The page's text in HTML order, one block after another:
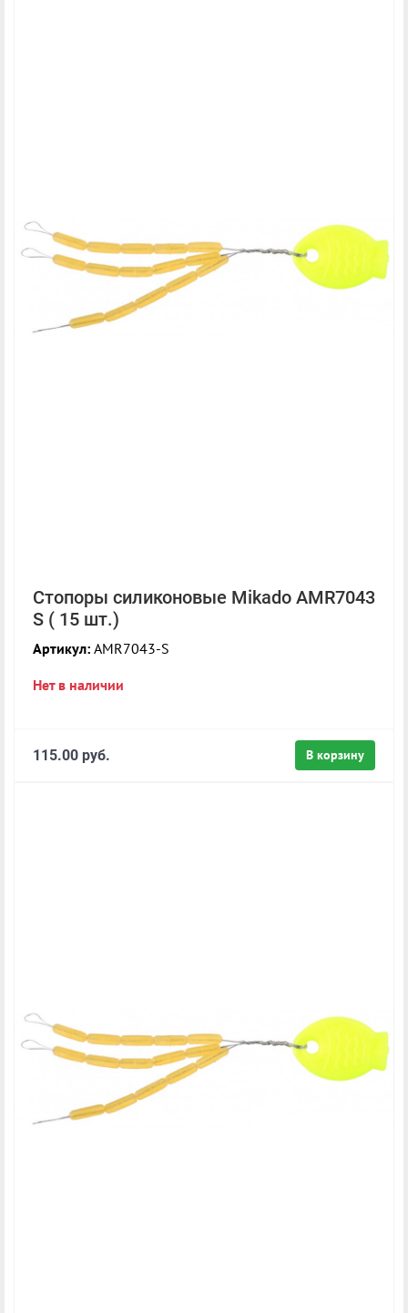
Стопоры силиконовые Mikado AMR7043
S ( 15 шт.)
Артикул: AMR7043-S
Нет в наличии
В корзину
115.00 руб.